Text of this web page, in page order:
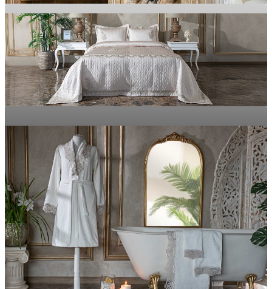
Evinizdeki Her Alanı Zarafete Dönüştürün
EV DEKOR
Doğal Dokular, Yumuşak His
TEKSTİL